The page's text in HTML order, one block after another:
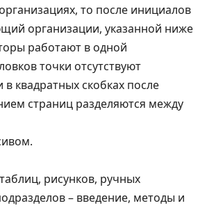
то после инициалов
организации, указанной ниже
работают в одной
точки отсутствуют
квадратных скобках после
страниц разделяются между
рисунков, ручных
– введение, методы и